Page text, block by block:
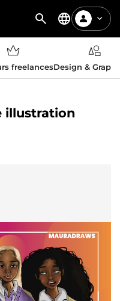
freelancesDesign &
illustration